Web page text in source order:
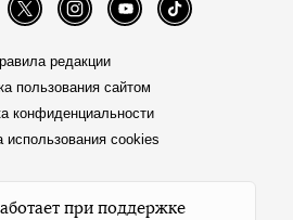
Twitter InstagramYouTube TikTok
редакции
пользования сайтом
конфиденциальности
использования cookies
при поддержке